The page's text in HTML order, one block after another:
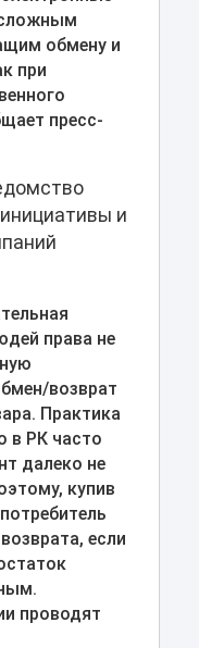
сложным
обмену и
при
пресс-
и
права не
возврат
Практика
в РК часто
далеко не
купив
если
проводят